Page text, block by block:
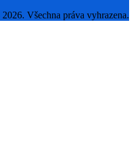
Všechna práva vyhrazena.